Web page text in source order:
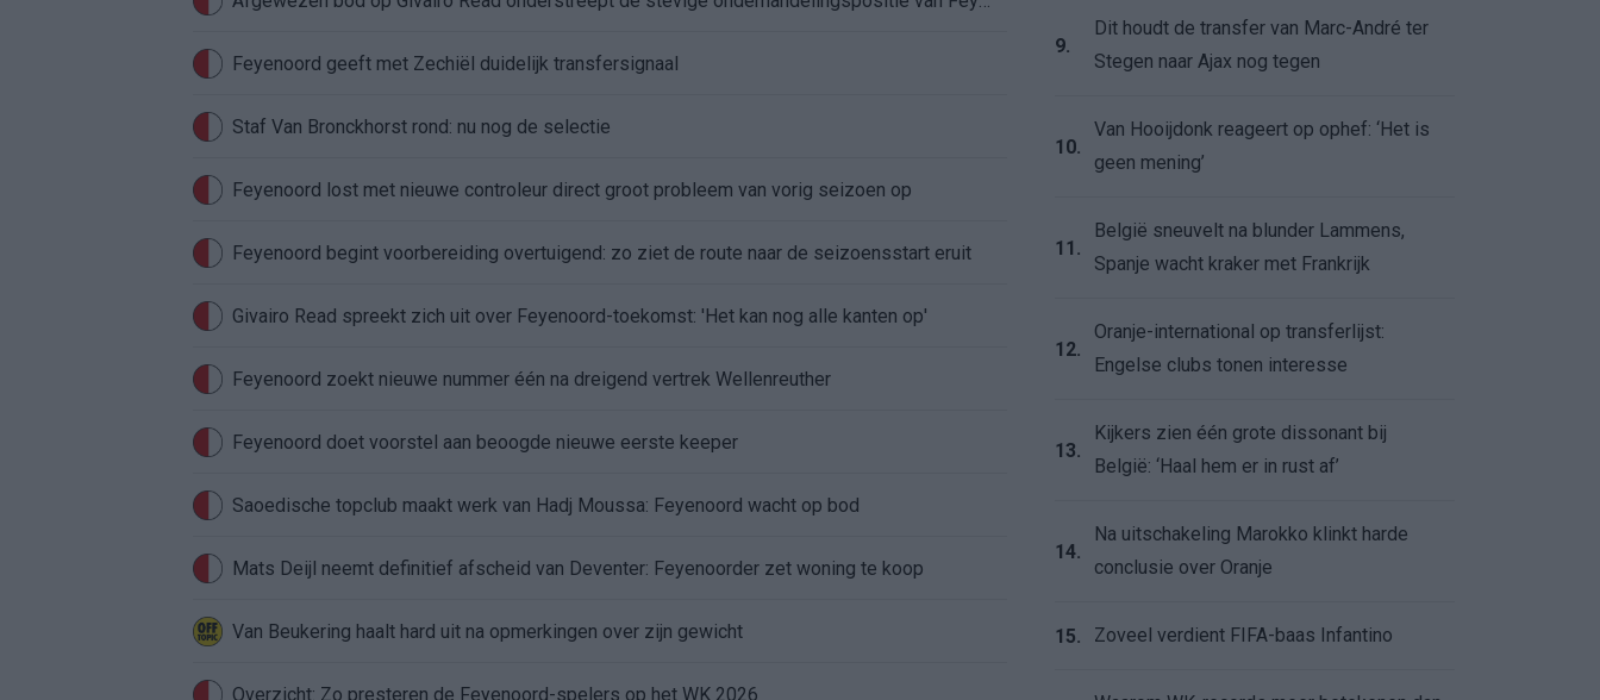
Feyenoord geeft met Zechiël duidelijk transfersignaal
Staf Van Bronckhorst rond: nu nog de selectie
Feyenoord lost met nieuwe controleur direct groot probleem van vorig seizoen op
Feyenoord begint voorbereiding overtuigend: zo ziet de route naar de seizoensstart eruit
Givairo Read spreekt zich uit over Feyenoord-toekomst: 'Het kan nog alle kanten op'
Feyenoord zoekt nieuwe nummer één na dreigend vertrek Wellenreuther
Feyenoord doet voorstel aan beoogde nieuwe eerste keeper
Saoedische topclub maakt werk van Hadj Moussa: Feyenoord wacht op bod
Mats Deijl neemt definitief afscheid van Deventer: Feyenoorder zet woning te koop
Van Beukering haalt hard uit na opmerkingen over zijn gewicht
Overzicht: Zo presteren de Feyenoord-spelers op het WK 2026
9.
Dit houdt de transfer van Marc-André ter
Stegen naar Ajax nog tegen
10.
Van Hooijdonk reageert op ophef: ‘Het is
geen mening’
11.
België sneuvelt na blunder Lammens,
Spanje wacht kraker met Frankrijk
12.
Oranje-international op transferlijst:
Engelse clubs tonen interesse
13.
Kijkers zien één grote dissonant bij
België: ‘Haal hem er in rust af’
14.
Na uitschakeling Marokko klinkt harde
conclusie over Oranje
15. Zoveel verdient FIFA-baas Infantino